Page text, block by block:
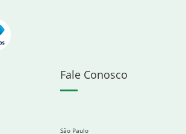
Fale Conosco
São Paulo